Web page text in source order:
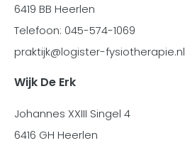
6419 BB Heerlen
Telefoon: 045-574-1069
praktijk@logister-fysiotherapie.nl
Wijk De Erk
Johannes XXIII Singel 4
6416 GH Heerlen